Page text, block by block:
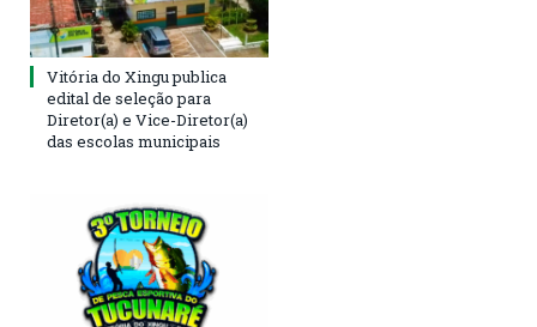
Vitória do Xingu publica
edital de seleção para
Diretor(a) e Vice-Diretor(a)
das escolas municipais